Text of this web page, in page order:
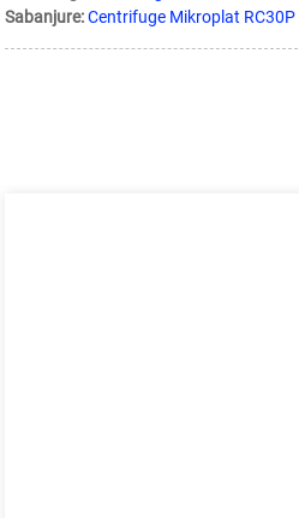
Sabanjure: Centrifuge Mikroplat RC30P